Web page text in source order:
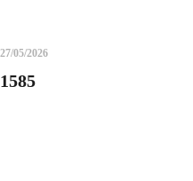
27/05/2026
1585